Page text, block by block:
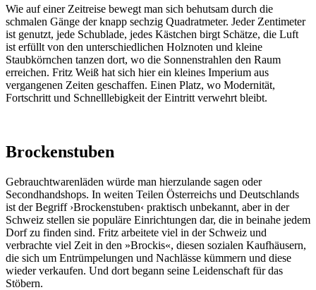
Wie auf einer Zeitreise bewegt man sich behutsam durch die
schmalen Gänge der knapp sechzig Quadratmeter. Jeder Zentimeter
ist genutzt, jede Schublade, jedes Kästchen birgt Schätze, die Luft
ist erfüllt von den unterschiedlichen Holznoten und kleine
Staubkörnchen tanzen dort, wo die Sonnenstrahlen den Raum
erreichen. Fritz Weiß hat sich hier ein kleines Imperium aus
vergangenen Zeiten geschaffen. Einen Platz, wo Modernität,
Fortschritt und Schnelllebigkeit der Eintritt verwehrt bleibt.
Brockenstuben
Gebrauchtwarenläden würde man hierzulande sagen oder
Secondhandshops. In weiten Teilen Österreichs und Deutschlands
ist der Begriff ›Brockenstuben‹ praktisch unbekannt, aber in der
Schweiz stellen sie populäre Einrichtungen dar, die in beinahe jedem
Dorf zu finden sind. Fritz arbeitete viel in der Schweiz und
verbrachte viel Zeit in den »Brockis«, diesen sozialen Kaufhäusern,
die sich um Entrümpelungen und Nachlässe kümmern und diese
wieder verkaufen. Und dort begann seine Leidenschaft für das
Stöbern.